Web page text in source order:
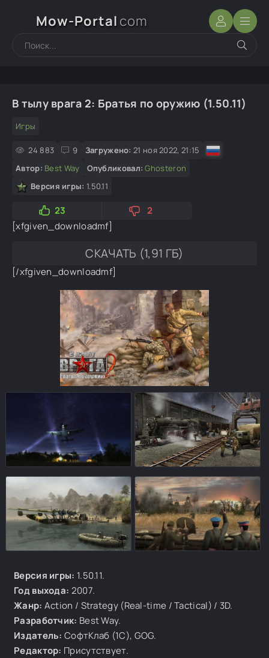
Mow-Portal com
В тылу врага 2: Братья по оружию (1.50.11)
Игры
24 883 9 Загружено: 21 ноя 2022, 21:15
Автор: Best Way Опубликовал: Ghosteron
Версия игры: 1.50.11
23
2
[xfgiven_downloadmf]
СКАЧАТЬ (1,91 ГБ)
[/xfgiven_downloadmf]
Версия игры: 1.50.11.
Год выхода: 2007.
Жанр: Action / Strategy (Real-time / Tactical) / 3D.
Разработчик: Best Way.
Издатель: СофтКлаб (1C), GOG.
Редактор: Присутствует.